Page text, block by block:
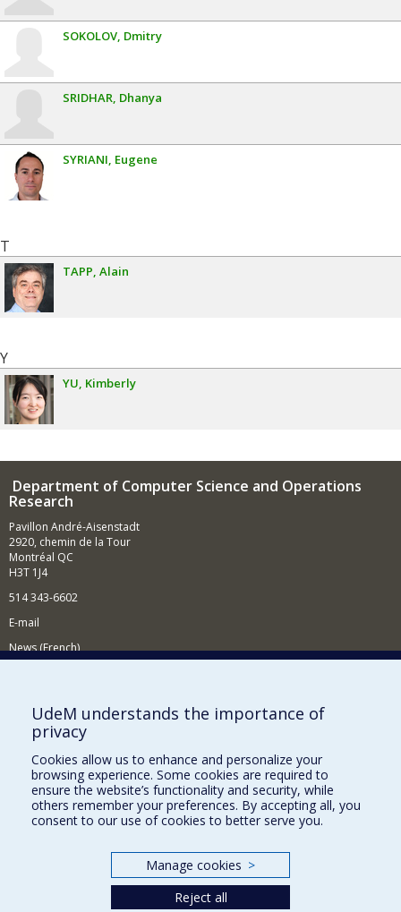
SOKOLOV Dmitry
SRIDHAR Dhanya
SYRIANI Eugene
T
TAPP Alain
Y
YU Kimberly
Department of Computer Science and Operations
Research
Pavillon André-Aisenstadt
2920, chemin de la Tour
Montréal QC
H3T 1J4
514 343-6602
E-mail
News (French)
Supporting the Department
NEED HELP?
Site map
Report a problem
Accessibility
Our Departments and Schools
UdeM understands the importance of
privacy
Cookies allow us to enhance and personalize your
browsing experience. Some cookies are required to
ensure the website’s functionality and security, while
others remember your preferences. By accepting all, you
consent to our use of cookies to better serve you.
Manage cookies >
Reject all